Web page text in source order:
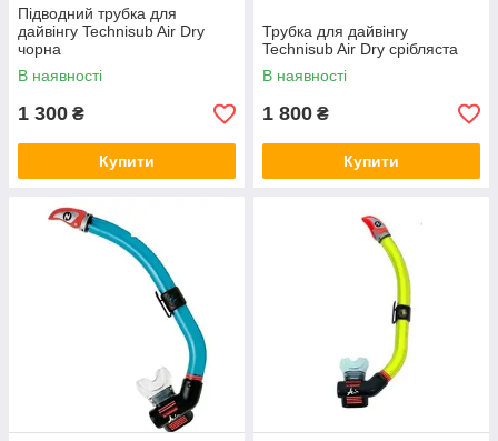
Підводний трубка для
дайвінгу Technisub Air Dry
чорна
В наявності
1 300 ₴
Купити
Трубка для дайвінгу
Technisub Air Dry срібляста
В наявності
1 800 ₴
Купити